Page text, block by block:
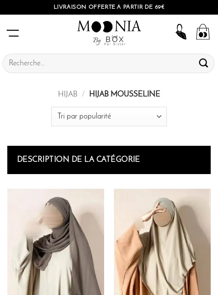
contenu
LIVRAISON OFFERTE À PARTIR DE 69€
Recherche
pour :
HIJAB / HIJAB MOUSSELINE
DESCRIPTION DE LA CATÉGORIE